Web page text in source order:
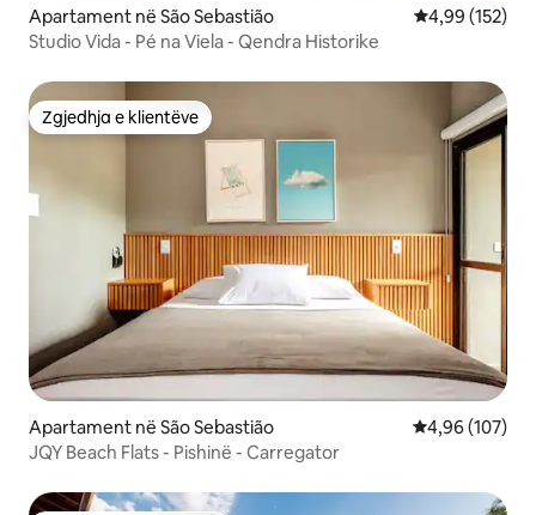
Apartament në São Sebastião Vlerësimi
4,99 (152)
Studio Vida - Pé na Viela - Qendra Historike
Zgjedhja e klientëve
Zgjedhja e klientëve
Apartament në São Sebastião Vlerësimi
4,96 (107)
JQY Beach Flats - Pishinë - Carregator